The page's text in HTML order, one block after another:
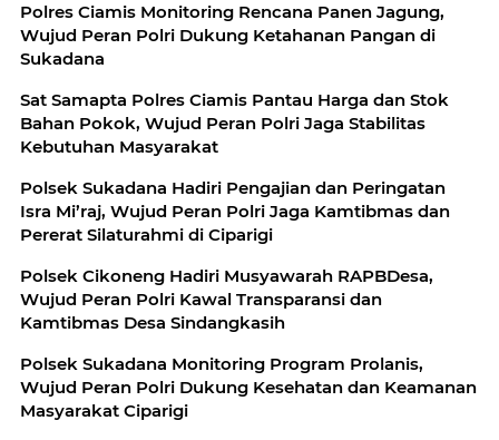
Polres Ciamis Monitoring Rencana Panen Jagung,
Wujud Peran Polri Dukung Ketahanan Pangan di
Sukadana
Sat Samapta Polres Ciamis Pantau Harga dan Stok
Bahan Pokok, Wujud Peran Polri Jaga Stabilitas
Kebutuhan Masyarakat
Polsek Sukadana Hadiri Pengajian dan Peringatan
Isra Mi’raj, Wujud Peran Polri Jaga Kamtibmas dan
Pererat Silaturahmi di Ciparigi
Polsek Cikoneng Hadiri Musyawarah RAPBDesa,
Wujud Peran Polri Kawal Transparansi dan
Kamtibmas Desa Sindangkasih
Polsek Sukadana Monitoring Program Prolanis,
Wujud Peran Polri Dukung Kesehatan dan Keamanan
Masyarakat Ciparigi